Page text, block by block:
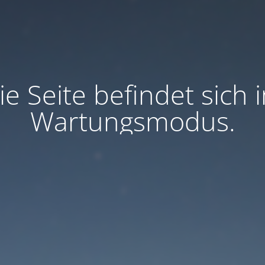
Seite befindet sich
Wartungsmodus.